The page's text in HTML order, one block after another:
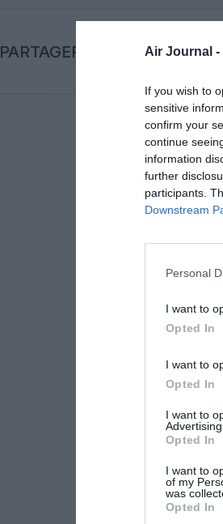
Air Journal -
If you wish to
sensitive
confirm your
continue
information
further
participants.
Downstream
Personal
I want to
Opted In
I want to
Opted In
I want to
Advertising.
Opted In
I want to
of my
was
Opted In
PARTAGER L'ARTICLE
LAISSER